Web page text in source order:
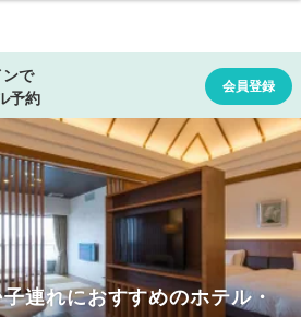
連れにおすすめのホテル・